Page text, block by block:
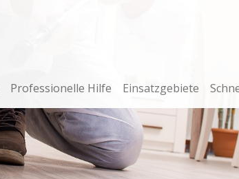
Professionelle Hilfe Einsatzgebiete